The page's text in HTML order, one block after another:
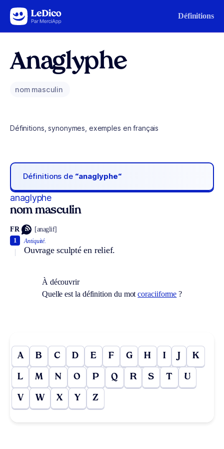
Aller au contenu Définitions
Anaglyphe
nom masculin
Définitions, synonymes, exemples en français
Définitions de “anaglyphe“
anaglyphe
nom masculin
FR [anaglif]
Antiquité.
Ouvrage sculpté en relief.
1
À découvrir
Quelle est la définition du motcoraciiforme ?
A B C D E F G H I J K
L M N O P Q R S T U
V W X Y Z